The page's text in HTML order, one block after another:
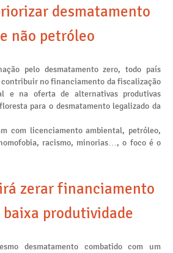
desmatamento
não petróleo
pelo desmatamento zero, todo país
contribuir no financiamento da fiscalização
e na oferta de alternativas produtivas
para o desmatamento legalizado da
com licenciamento ambiental, petróleo,
racismo, minorias…, o foco é o
zerar financiamento
baixa produtividade
desmatamento combatido com um